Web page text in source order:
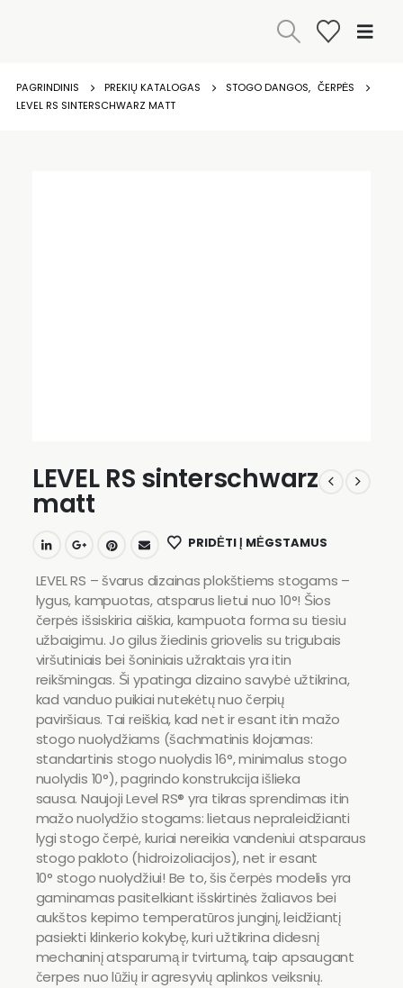
PAGRINDINIS PREKIŲ KATALOGAS STOGO DANGOS, ČERPĖS
LEVEL RS SINTERSCHWARZ MATT
LEVEL RS sinterschwarz
matt
PRIDĖTI Į MĖGSTAMUS
LEVEL RS – švarus dizainas plokštiems stogams –
lygus, kampuotas, atsparus lietui nuo 10°! Šios
čerpės išsiskiria aiškia, kampuota forma su tiesiu
užbaigimu. Jo gilus žiedinis griovelis su trigubais
viršutiniais bei šoniniais užraktais yra itin
reikšmingas. Ši ypatinga dizaino savybė užtikrina,
kad vanduo puikiai nutekėtų nuo čerpių
paviršiaus. Tai reiškia, kad net ir esant itin mažo
stogo nuolydžiams (šachmatinis klojamas:
standartinis stogo nuolydis 16°, minimalus stogo
nuolydis 10°), pagrindo konstrukcija išlieka
sausa. Naujoji Level RS® yra tikras sprendimas itin
mažo nuolydžio stogams: lietaus nepraleidžianti
lygi stogo čerpė, kuriai nereikia vandeniui atsparaus
stogo pakloto (hidroizoliacijos), net ir esant
10° stogo nuolydžiui! Be to, šis čerpės modelis yra
gaminamas pasitelkiant išskirtinės žaliavos bei
aukštos kepimo temperatūros junginį, leidžiantį
pasiekti klinkerio kokybę, kuri užtikrina didesnį
mechaninį atsparumą ir tvirtumą, taip apsaugant
čerpes nuo lūžių ir agresyvių aplinkos veiksnių.